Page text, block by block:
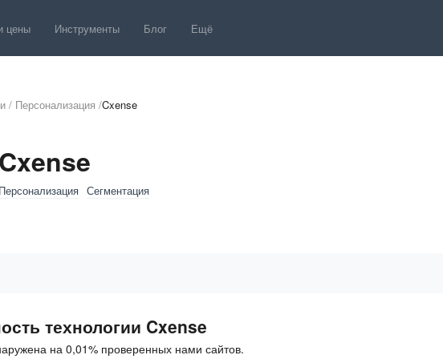
цены Инструменты Блог Ещё
/ Персонализация /Cxense
Cxense
Персонализация Сегментация
технологии Cxense
на 0,01% проверенных нами сайтов.